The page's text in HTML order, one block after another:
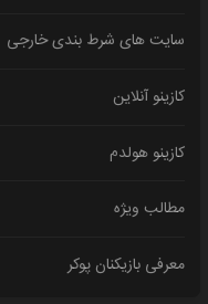
سایت های شرط بندی خارجی
کازینو آنلاین
کازینو هولدم
مطالب ویژه
معرفی بازیکنان پوکر